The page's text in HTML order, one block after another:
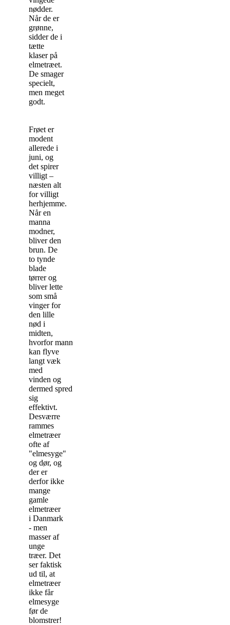
nødder.
Når de er
grønne,
sidder de i
tætte
klaser på
elmetræet.
De smager
specielt,
men meget
godt.
Frøet er
modent
allerede i
juni, og
det spirer
villigt –
næsten alt
for villigt
herhjemme.
Når en
manna
modner,
bliver den
brun. De
to tynde
blade
tørrer og
bliver lette
som små
vinger for
den lille
nød i
midten,
hvorfor mannaen
kan flyve
langt væk
med
vinden og
dermed sprede
sig
effektivt.
Desværre
rammes
elmetræer
ofte af
"elmesyge"
og dør, og
der er
derfor ikke
mange
gamle
elmetræer
i Danmark
- men
masser af
unge
træer. Det
ser faktisk
ud til, at
elmetræer
ikke får
elmesyge
før de
blomstrer!